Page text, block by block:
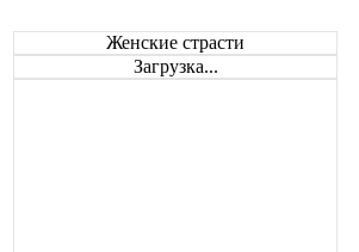
Женские страсти
Загрузка...